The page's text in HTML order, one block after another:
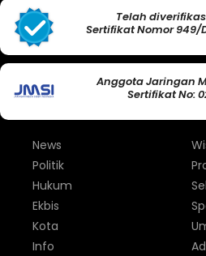
Telah
Sertifikat Nomor 949/
Anggota Jaringan
Sertifikat No:
News
Politik
Hukum
Ekbis
Kota
Info